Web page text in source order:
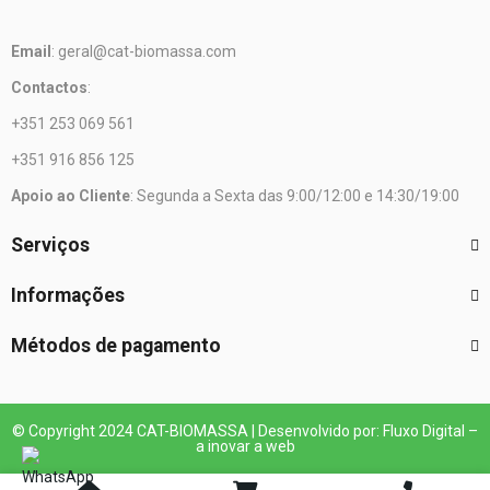
Email : geral@cat-biomassa.com
Contactos:
+351 253 069 561
+351 916 856 125
Apoio ao Cliente: Segunda a Sexta das 9:00/12:00 e 14:30/19:00
Serviços
Informações
Métodos de pagamento
© Copyright 2024 CAT-BIOMASSA | Desenvolvido por: Fluxo Digital –
a inovar a web